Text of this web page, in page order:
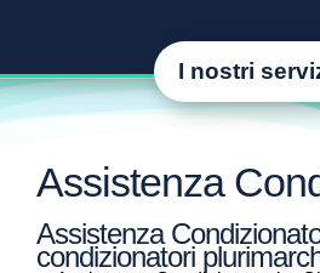
I nostri
Assistenza
Assistenza
condizionatori